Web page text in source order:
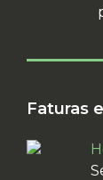
Faturas